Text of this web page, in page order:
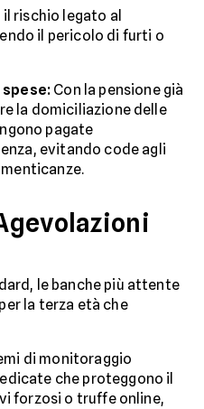
rischio legato al
il pericolo di furti o
Con la pensione già
la domiciliazione delle
pagate
evitando code agli
le banche più attente
la terza età che
di monitoraggio
che proteggono il
forzosi o truffe online,